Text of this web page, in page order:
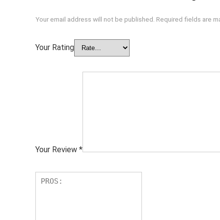
Your email address will not be published. Required fields are
Your Rating
Your Review *